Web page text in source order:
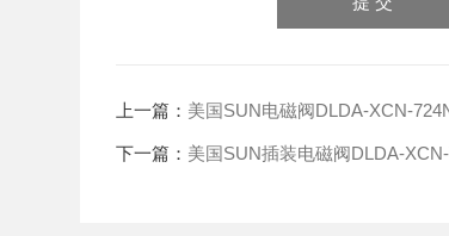
上一篇： 美国SUN电磁阀DLDA-XCN-
下一篇： 美国SUN插装电磁阀DLDA-